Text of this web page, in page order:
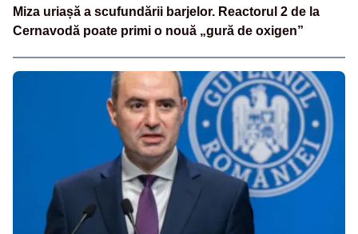
Miza uriașă a scufundării barjelor. Reactorul 2 de la
Cernavodă poate primi o nouă „gură de oxigen”